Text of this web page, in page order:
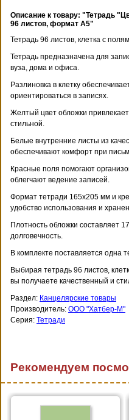
Описание к товару: "Тетрадь
96 листов, формат А5"
Тетрадь 96 листов, клетка с
Тетрадь предназначена для
вуза, дома и офиса.
Разлиновка в клетку
ориентироваться в записях.
Желтый цвет обложки
стильной.
Белые внутренние листы из
обеспечивают комфорт при
Красные поля помогают
облегчают ведение записей.
Формат тетради 165х205 мм и
удобство использования и
Плотность обложки составляет
долговечность.
В комплекте поставляется одна
Выбирая тетрадь 96 листов,
вы получаете качественный и
Раздел: Канцелярские товары
Производитель: ООО "Хатбер-М"
Серия: Тетради
Рекомендуем